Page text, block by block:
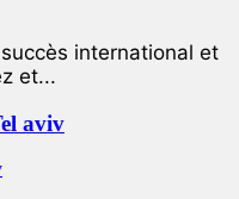
international et
et...
aviv